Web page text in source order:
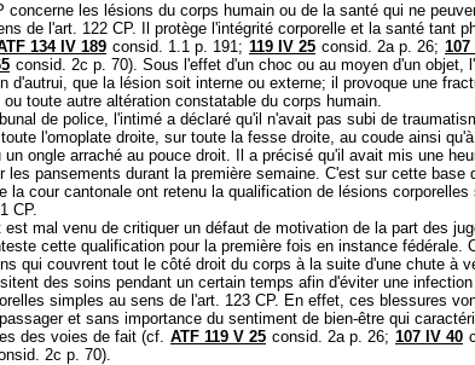
concerne les lésions du corps humain ou de la santé qui ne
de l'art. 122 CP. Il protège l'intégrité corporelle et la santé tant
134 IV 189 consid. 1.1 p. 191; 119 IV 25 consid. 2a p. 26; 107
consid. 2c p. 70). Sous l'effet d'un choc ou au moyen d'un objet,
d'autrui, que la lésion soit interne ou externe; il provoque une
ou toute autre altération constatable du corps humain.
de police, l'intimé a déclaré qu'il n'avait pas subi de
l'omoplate droite, sur toute la fesse droite, au coude ainsi
un ongle arraché au pouce droit. Il a précisé qu'il avait mis une
les pansements durant la première semaine. C'est sur cette base
la cour cantonale ont retenu la qualification de lésions
CP.
est mal venu de critiquer un défaut de motivation de la part des
cette qualification pour la première fois en instance fédérale.
qui couvrent tout le côté droit du corps à la suite d'une chute à
des soins pendant un certain temps afin d'éviter une
simples au sens de l'art. 123 CP. En effet, ces blessures
et sans importance du sentiment de bien-être qui
des voies de fait (cf. ATF 119 V 25 consid. 2a p. 26; 107 IV 40
2c p. 70).